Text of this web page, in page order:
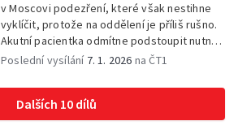
v Moscovi podezření, které však nestihne
vyklíčit, protože na oddělení je příliš rušno.
Akutní pacientka odmítne podstoupit nutnou
operaci, odmítá ale vysvětlit, proč.
Poslední vysílání 7. 1. 2026 na ČT1
Dalších 10 dílů